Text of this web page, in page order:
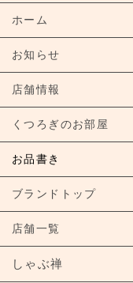
ホーム
お知らせ
店舗情報
くつろぎのお部屋
お品書き
ブランドトップ
店舗一覧
しゃぶ禅